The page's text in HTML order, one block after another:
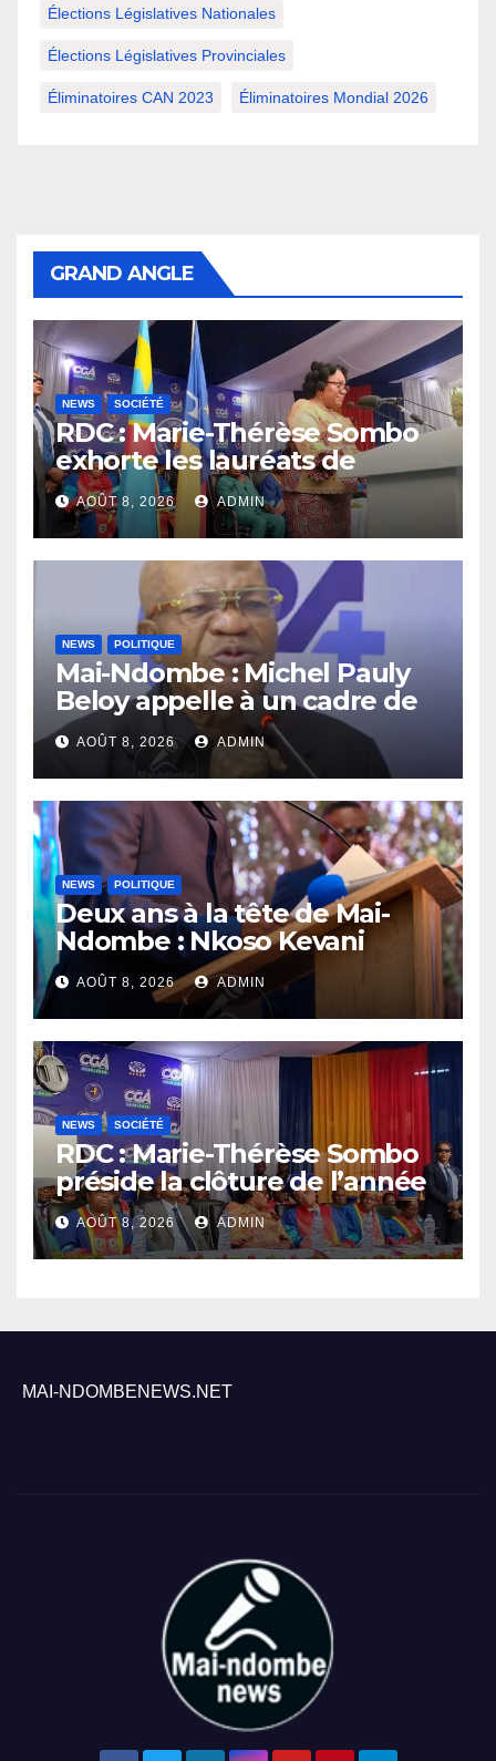
Élections Législatives Nationales
Élections Législatives Provinciales
Éliminatoires CAN 2023 Éliminatoires Mondial 2026
GRAND ANGLE
NEWS SOCIÉTÉ
RDC : Marie-Thérèse Sombo
exhorte les lauréats de
l’UNIKIN à mettre leurs
compétences au service de
la nation
AOÛT 8, 2026 ADMIN
NEWS POLITIQUE
Mai-Ndombe : Michel Pauly
Beloy appelle à un cadre de
concertation avant la tenue
du dialogue inclusif
AOÛT 8, 2026 ADMIN
NEWS POLITIQUE
Deux ans à la tête de Mai-
Ndombe : Nkoso Kevani
défend son bilan et fait de la
sécurité sa priorité
AOÛT 8, 2026 ADMIN
NEWS SOCIÉTÉ
RDC : Marie-Thérèse Sombo
préside la clôture de l’année
académique 2025-2026 à
l’UNIKIN
AOÛT 8, 2026 ADMIN
MAI-NDOMBENEWS.NET